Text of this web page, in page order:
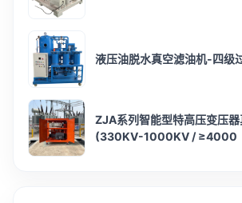
液压油脱水真空滤油机-四级
ZJA系列智能型特高压变压
(330KV-1000KV / ≥4000